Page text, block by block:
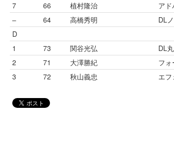
7
66 植村隆治 ア
–
64 高橋秀明 DL
D
1
73 関谷光弘 DL
2
71 大澤勝紀 フ
3
72 秋山義忠 エ